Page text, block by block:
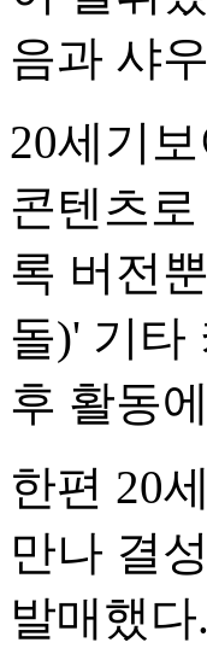
음과 샤
20세기
콘텐츠
록 버전
돌)' 기타
후 활동
한편 20
만나 결
발매했다.